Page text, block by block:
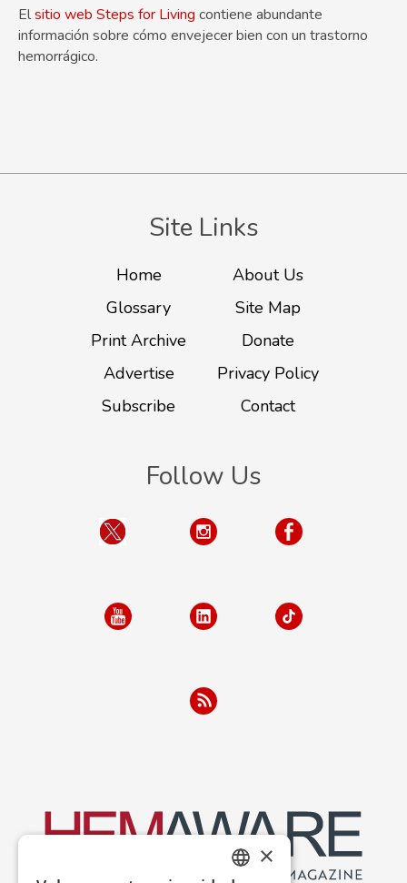
Elsitio web Steps for Living contiene abundante
información sobre cómo envejecer bien con un trastorno
hemorrágico.
Site Links
Home
About Us
Glossary
Site Map
Print Archive
Donate
Advertise
Privacy Policy
Subscribe
Contact
Follow Us
×